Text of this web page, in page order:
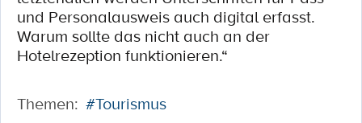
und Personalausweis auch digital erfasst.
Warum sollte das nicht auch an der
Hotelrezeption funktionieren.“
Themen: #Tourismus